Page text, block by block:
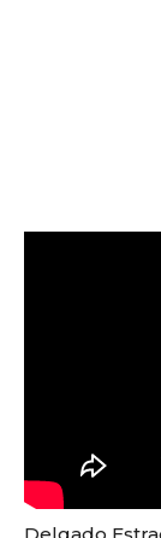
Delgado